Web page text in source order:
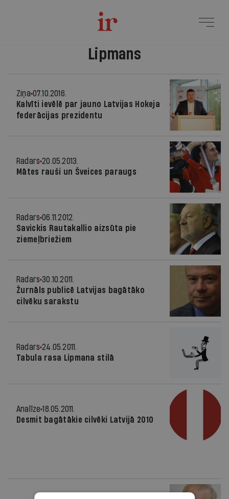
Lipmans
Ziņa 07.10.2016.
Kalvīti ievēlē par jauno Latvijas Hokeja
federācijas prezidentu
Radars 20.05.2013.
Mātes rauši un Šveices paraugs
Radars 06.11.2012.
Savickis Rautakallio aizsūta pie
ziemeļbriežiem
Radars 30.10.2011.
Žurnāls publicē Latvijas bagātāko
cilvēku sarakstu
Radars 24.05.2011.
Tabula rasa Lipmana stilā
Analīze 18.05.2011.
Desmit bagātākie cilvēki Latvijā 2010